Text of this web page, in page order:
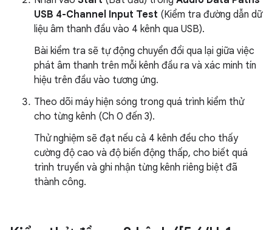
USB 4-Channel Input Test (Kiểm tra đường dẫn dữ
liệu âm thanh đầu vào 4 kênh qua USB).
Bài kiểm tra sẽ tự động chuyển đổi qua lại giữa việc
phát âm thanh trên mỗi kênh đầu ra và xác minh tín
hiệu trên đầu vào tương ứng.
Theo dõi máy hiện sóng trong quá trình kiểm thử
cho từng kênh (Ch 0 đến 3).
Thử nghiệm sẽ đạt nếu cả 4 kênh đều cho thấy
cường độ cao và độ biến động thấp, cho biết quá
trình truyền và ghi nhận từng kênh riêng biệt đã
thành công.